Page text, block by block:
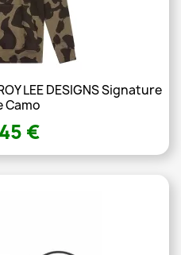
LEE DESIGNS Signature
Camo
€